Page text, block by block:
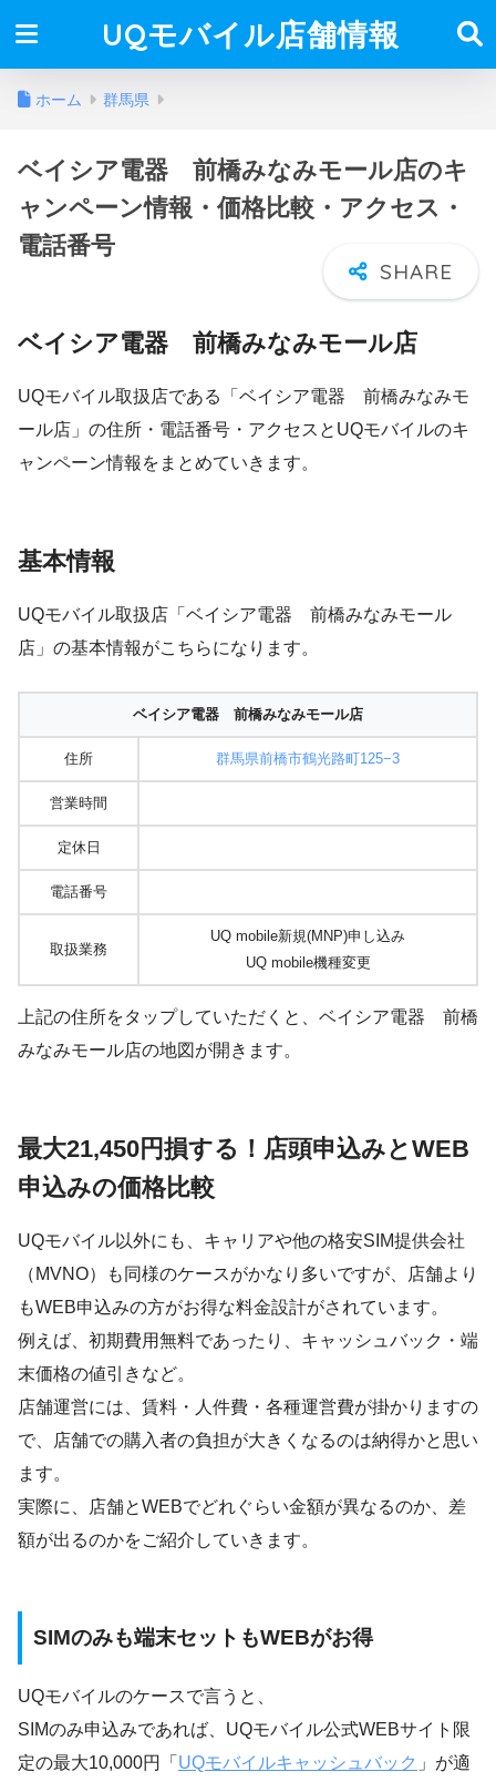
UQモバイル店舗情報
ホーム 群馬県
ベイシア電器 前橋みなみモール店のキ
ャンペーン情報・価格比較・アクセス・
電話番号
ベイシア電器 前橋みなみモール店
UQモバイル取扱店である「ベイシア電器 前橋みなみモ
ール店」の住所・電話番号・アクセスとUQモバイルのキ
ャンペーン情報をまとめていきます。
基本情報
UQモバイル取扱店「ベイシア電器 前橋みなみモール
店」の基本情報がこちらになります。
ベイシア電器 前橋みなみモール店
住所 群馬県前橋市鶴光路町125−3
営業時間
定休日
電話番号
取扱業務
UQ mobile新規(MNP)申し込み
UQ mobile機種変更
上記の住所をタップしていただくと、ベイシア電器 前橋
みなみモール店の地図が開きます。
最大21,450円損する！店頭申込みとWEB
申込みの価格比較
UQモバイル以外にも、キャリアや他の格安SIM提供会社
（MVNO）も同様のケースがかなり多いですが、店舗より
もWEB申込みの方がお得な料金設計がされています。
例えば、初期費用無料であったり、キャッシュバック・端
末価格の値引きなど。
店舗運営には、賃料・人件費・各種運営費が掛かりますの
で、店舗での購入者の負担が大きくなるのは納得かと思い
ます。
実際に、店舗とWEBでどれぐらい金額が異なるのか、差
額が出るのかをご紹介していきます。
SIMのみも端末セットもWEBがお得
UQモバイルのケースで言うと、
SIMのみ申込みであれば、UQモバイル公式WEBサイト限
定の最大10,000円「 UQモバイルキャッシュバック 」が適